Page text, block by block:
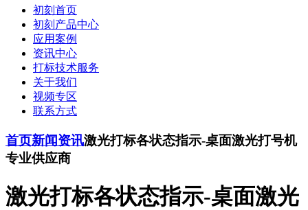
初刻首页
初刻产品中心
应用案例
资讯中心
打标技术服务
关于我们
视频专区
联系方式
首页新闻资讯激光打标各状态指示-桌面激光打号机
专业供应商
激光打标各状态指示-桌面激光